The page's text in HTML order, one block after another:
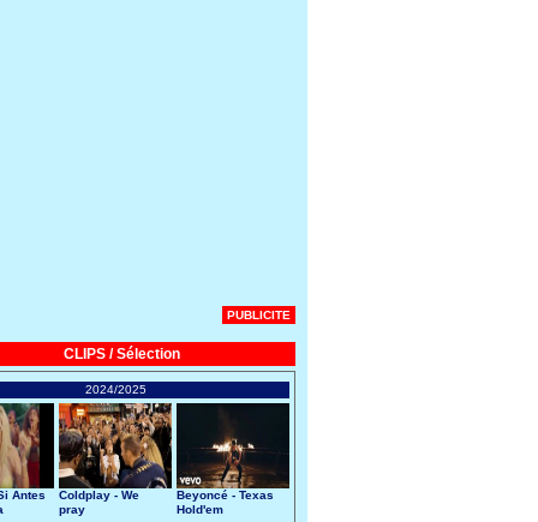
PUBLICITE
CLIPS / Sélection
2024/2025
Antes
Coldplay - We
pray
Beyoncé - Texas
Hold'em